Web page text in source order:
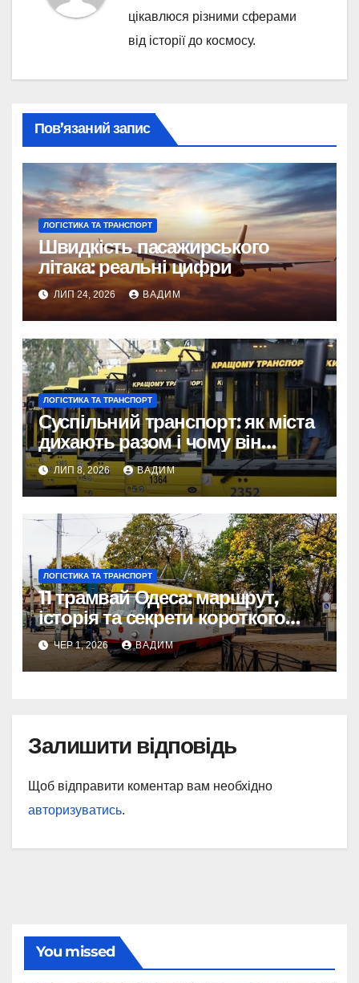
цікавлюся різними сферами
від історії до космосу.
Пов’язаний запис
ЛОГІСТИКА ТА ТРАНСПОРТ
Швидкість пасажирського
літака: реальні цифри
ЛИП 24, 2026 ВАДИМ
ЛОГІСТИКА ТА ТРАНСПОРТ
Суспільний транспорт: як міста
дихають разом і чому він
змінює наше життя
ЛИП 8, 2026 ВАДИМ
ЛОГІСТИКА ТА ТРАНСПОРТ
11 трамвай Одеса: маршрут,
історія та секрети короткого
шляху крізь Молдаванку
ЧЕР 1, 2026 ВАДИМ
Залишити відповідь
Щоб відправити коментар вам необхідно
авторизуватись.
You missed